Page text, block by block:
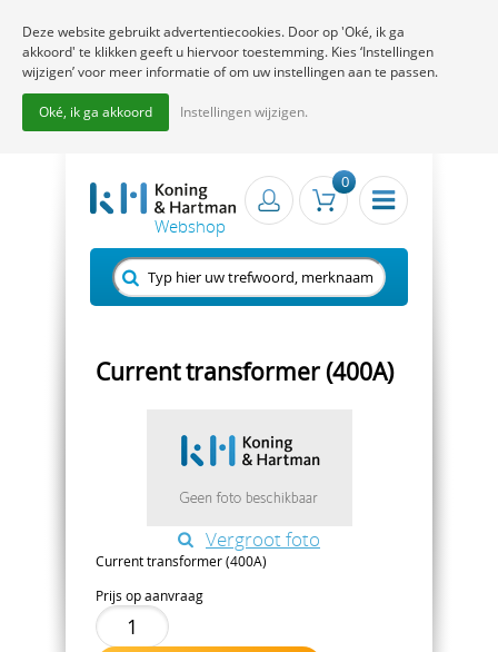
0
Current transformer (400A)
Vergroot foto
Current transformer (400A)
Prijs op aanvraag
Deze website gebruikt advertentiecookies. Door op 'Oké, ik ga
akkoord' te klikken geeft u hiervoor toestemming. Kies ‘Instellingen
wijzigen’ voor meer informatie of om uw instellingen aan te passen.
Oké, ik ga akkoord Instellingen wijzigen.